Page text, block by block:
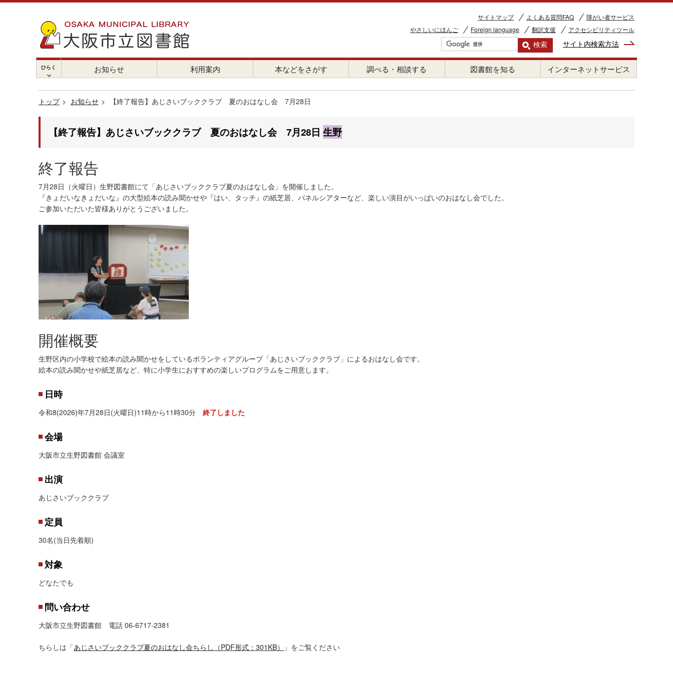
サイトマップ よくある質問FAQ
障がい者サービス
やさしいにほんご
Foreign language 翻訳支援 アクセシビリティツール
サイト内検索方法
ひらく
chevron_right
お知らせ 利用案内 本などをさがす 調べる・相談する 図書館を知る インターネットサービス
トップ お知らせ 【終了報告】あじさいブッククラブ 夏のおはなし会 7月28日
【終了報告】あじさいブッククラブ 夏のおはなし会 7月28日 生野
終了報告
7月28日（火曜日）生野図書館にて「あじさいブッククラブ夏のおはなし会」を開催しました。
『きょだいなきょだいな』の大型絵本の読み聞かせや『はい、タッチ』の紙芝居、パネルシアターなど、楽しい演目がいっぱいのおはなし会でした。
ご参加いただいた皆様ありがとうございました。
開催概要
生野区内の小学校で絵本の読み聞かせをしているボランティアグループ「あじさいブッククラブ」によるおはなし会です。
絵本の読み聞かせや紙芝居など、特に小学生におすすめの楽しいプログラムをご用意します。
日時
令和8(2026)年7月28日(火曜日)11時から11時30分 終了しました
会場
大阪市立生野図書館 会議室
出演
あじさいブッククラブ
定員
30名(当日先着順)
対象
どなたでも
問い合わせ
大阪市立生野図書館 電話 06-6717-2381
ちらしは「あじさいブッククラブ夏のおはなし会ちらし（PDF形式：301KB） 」をご覧ください